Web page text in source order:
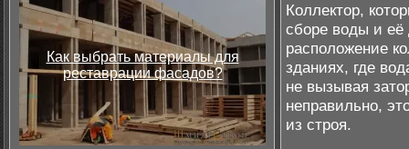
Как выбрать материалы для
реставрации фасадов?
Коллектор,
сборе воды и
расположение
зданиях, где
не вызывая
неправильно,
из строя.